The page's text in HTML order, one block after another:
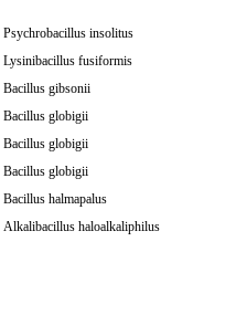
Psychrobacillus insolitus
Lysinibacillus fusiformis
Bacillus gibsonii
Bacillus globigii
Bacillus globigii
Bacillus globigii
Bacillus halmapalus
Alkalibacillus haloalkaliphilus